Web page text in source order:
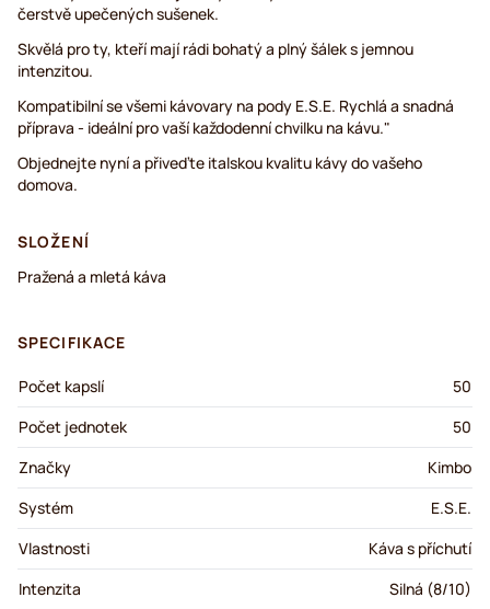
čerstvě upečených sušenek.
Skvělá pro ty, kteří mají rádi bohatý a plný šálek s jemnou
intenzitou.
Kompatibilní se všemi kávovary na pody E.S.E. Rychlá a snadná
příprava - ideální pro vaší každodenní chvilku na kávu."
Objednejte nyní a přiveďte italskou kvalitu kávy do vašeho
domova.
SLOŽENÍ
Pražená a mletá káva
SPECIFIKACE
Počet kapslí
50
Počet jednotek
50
Značky
Kimbo
Systém
E.S.E.
Vlastnosti
Káva s příchutí
Intenzita
Silná (8/10)